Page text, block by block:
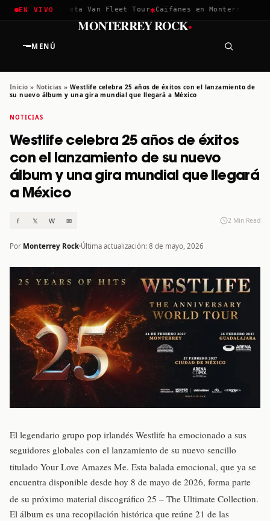
EN VIVO
2026 ✱Greta Van Fleet Tour✱Caifanes en Monterrey · 12
MENÚ
MONTERREY ROCK·
Inicio » Noticias » Westlife celebra 25 años de éxitos con el lanzamiento de
su nuevo álbum y una gira mundial que llegará a México
NOTICIAS
Westlife celebra 25 años de éxitos
con el lanzamiento de su nuevo
álbum y una gira mundial que llegará
a México
f 𝕏 W ✉ 2 Min Read
Por Monterrey Rock Última actualización: 8 de mayo, 2026
El legendario grupo pop irlandés Westlife ha emocionado a sus
seguidores globales con el lanzamiento de su nuevo sencillo
titulado Your Love Amazes Me. Esta balada emocional, que ya se
encuentra disponible desde hoy 8 de mayo de 2026, forma parte
de su próximo material discográfico 25 – The Ultimate Collection.
El álbum es una recopilación histórica que reúne 21 de las